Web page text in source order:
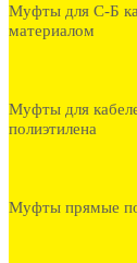
Муфты для С-Б
материалом
Муфты для
полиэтилена
Муфты прямые